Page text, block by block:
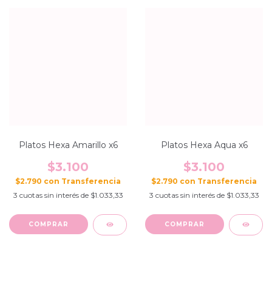
Platos Hexa Amarillo x6
$3.100
$2.790 con
3 cuotas sin interés de $1.033,33
Platos Hexa Aqua x6
$3.100
$2.790 con
3 cuotas sin interés de $1.033,33